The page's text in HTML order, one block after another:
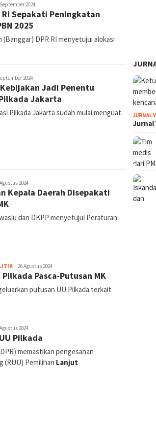
2024
RI Sepakati Peningkatan
2025
(Banggar) DPR RI menyetujui alokasi
2024
Jadi Penentu
Jakarta
Pilkada Jakarta sudah mulai menguat.
2024
Kepala Daerah Disepakati
dan DKPP menyetujui Peraturan
jurnal
26 Agustus 2024
Pasca-Putusan MK
putusan UU Pilkada terkait
2024
Pilkada
memastikan pengesahan
(RUU) Pemilihan Lanjut
JURNAL
Jurnal